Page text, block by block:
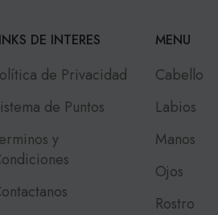
DE INTERES
de Privacidad
de Puntos
y
MENU
Cabello
Labios
Manos
Ojos
Rostro